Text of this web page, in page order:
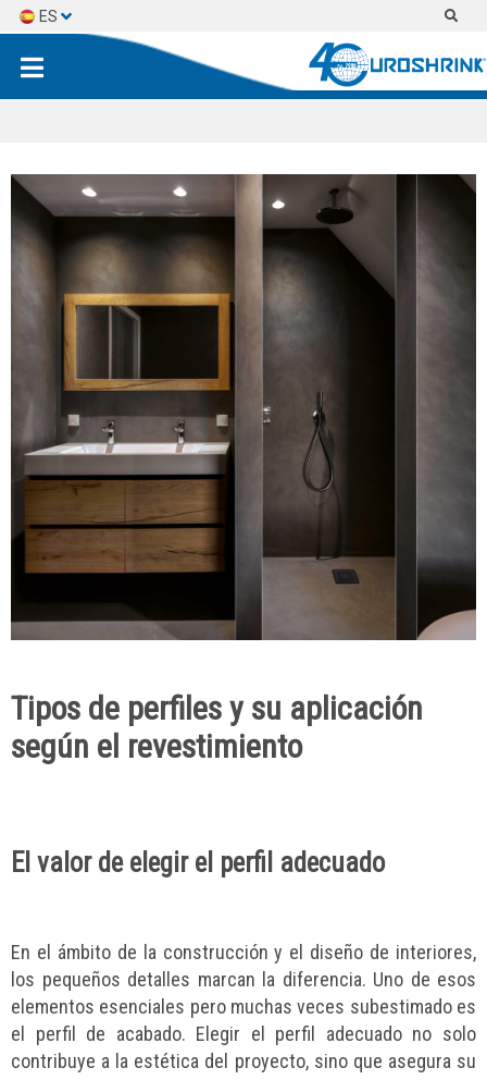
ES
Tipos de perfiles y su aplicación
según el revestimiento
El valor de elegir el perfil adecuado
En el ámbito de la construcción y el diseño de interiores,
los pequeños detalles marcan la diferencia. Uno de esos
elementos esenciales pero muchas veces subestimado es
el perfil de acabado. Elegir el perfil adecuado no solo
contribuye a la estética del proyecto, sino que asegura su